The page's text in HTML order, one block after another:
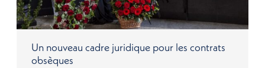
Un nouveau cadre juridique pour les contrats
obsèques